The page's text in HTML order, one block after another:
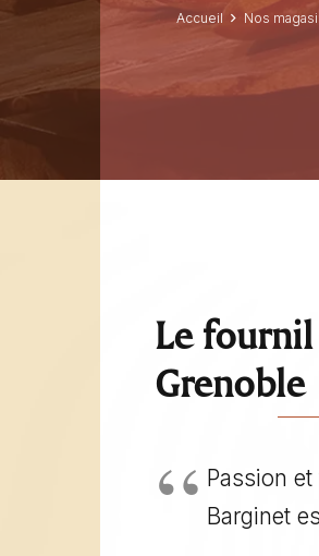
Accueil Nos
Le
Grenoble
Passion
Barginet